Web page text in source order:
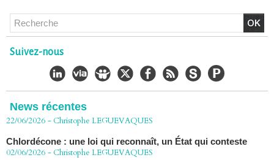
Suivez-nous
News récentes
Chlordécone : un non-lieu confirmé, la bataille se déplace
vers la Cour de cassation
30/06/2026 -Christophe LEGUEVAQUES
CHLORDÉCONE Déclaration de Me Christophe
22/06/2026 -Christophe LEGUEVAQUES
02/06/2026 -Christophe LEGUEVAQUES